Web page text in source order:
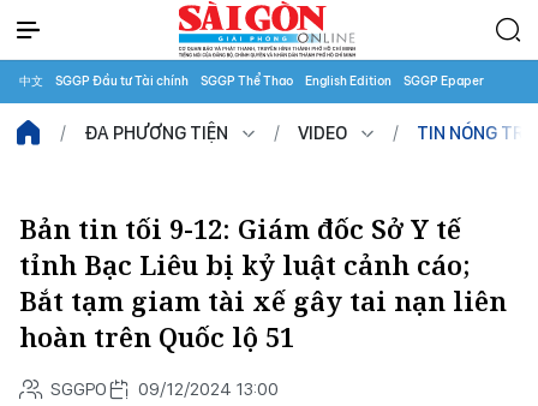
中文 SGGP Đầu tư Tài chính SGGP Thể Thao English Edition SGGP Epaper
ĐA PHƯƠNG TIỆN VIDEO TIN NÓNG
Bản tin tối 9-12: Giám đốc Sở Y tế
tỉnh Bạc Liêu bị kỷ luật cảnh cáo;
Bắt tạm giam tài xế gây tai nạn liên
hoàn trên Quốc lộ 51
SGGPO 09/12/2024 13:00